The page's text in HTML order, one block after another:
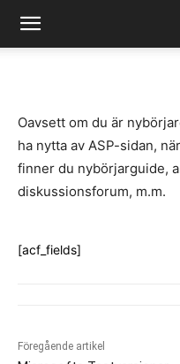
Oavsett om du är
ha nytta av ASP-sidan,
finner du nybörjarguide,
diskussionsforum, m.m.
[acf_fields]
Föregående artikel